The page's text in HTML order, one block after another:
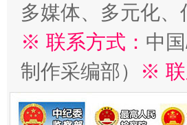
多媒体、多元化
※ 联系方式： 中
制作采编部）
※ 联